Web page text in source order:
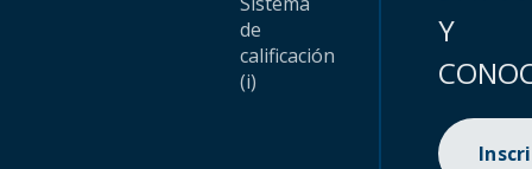
de
calificación
(i)
Y